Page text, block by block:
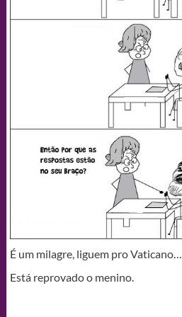
É um milagre, liguem pro Vaticano…
Está reprovado o menino.